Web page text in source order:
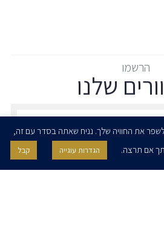
הרשמו
שלנו
נאמן ושות' לשלוח לי ניוזלטרים,
אני רשאי/ת לחזור בי מהסכמתי לעיל בכל
את החוויה שלך. נניח שאתה בסדר עם זה,
אם תרצה.
הגדרות עוגייה קבל